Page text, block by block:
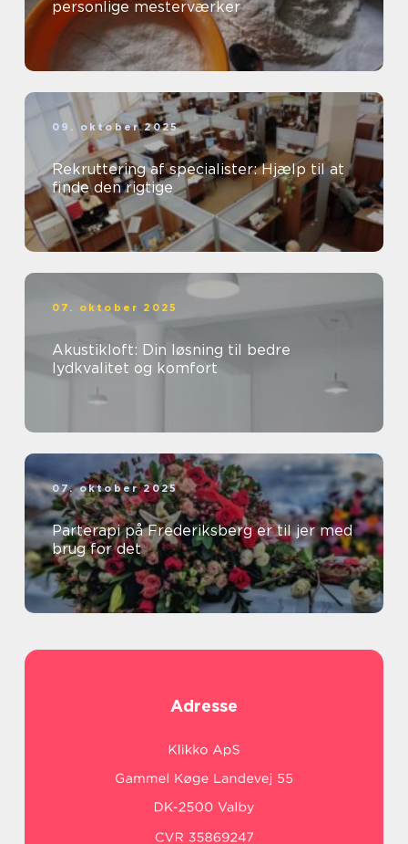
personlige mesterværker
09. oktober 2025
Rekruttering af specialister: Hjælp til at
finde den rigtige
07. oktober 2025
Akustikloft: Din løsning til bedre
lydkvalitet og komfort
07. oktober 2025
Parterapi på Frederiksberg er til jer med
brug for det
Adresse